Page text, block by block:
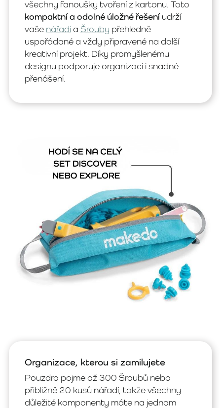
všechny fanoušky tvoření z kartonu. Toto
kompaktní a odolné úložné řešeníudrží
vaše nářadía Šrouby přehledně
uspořádané a vždy připravené na další
kreativní projekt. Díky promyšlenému
designu podporuje organizaci i snadné
přenášení.
Organizace, kterou si zamilujete
Pouzdro pojme až 300 Šroubů nebo
přibližně 20 kusů nářadí, takže všechny
důležité komponenty máte na jednom